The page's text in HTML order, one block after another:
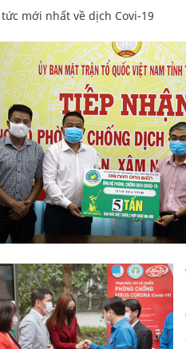
tức mới nhất về dịch Covi-19